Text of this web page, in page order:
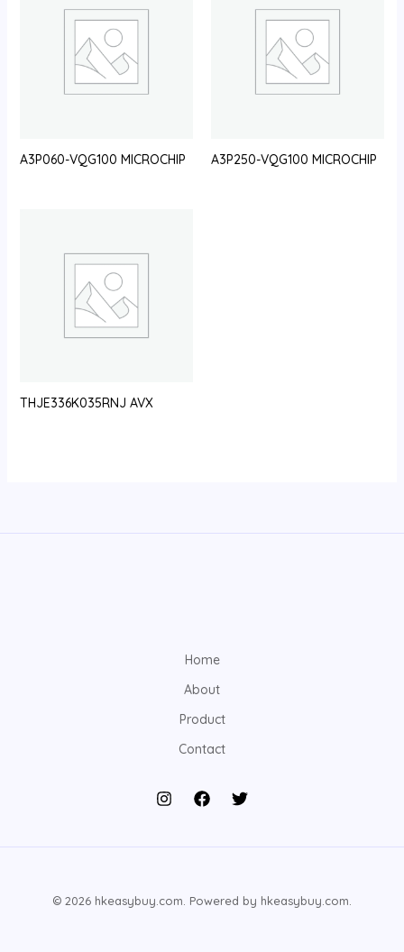
A3P060-VQG100 MICROCHIP A3P250-VQG100 MICROCHIP
THJE336K035RNJ AVX
Home
About
Product
Contact
© 2026 hkeasybuy.com. Powered by hkeasybuy.com.